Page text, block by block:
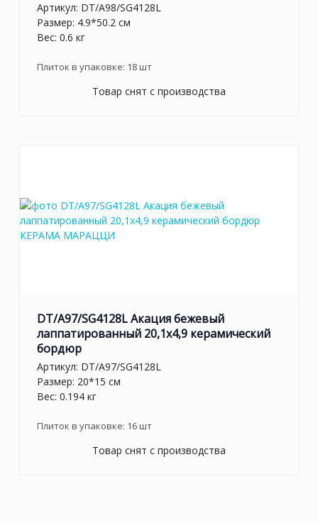
Артикул: DT/A98/SG4128L
Размер: 4.9*50.2 см
Вес: 0.6 кг
Плиток в упаковке: 18шт
Товар снят с производства
DT/A97/SG4128L Акация бежевый
лаппатированный 20,1x4,9 керамический
бордюр
Артикул: DT/A97/SG4128L
Размер: 20*15 см
Вес: 0.194 кг
Плиток в упаковке: 16шт
Товар снят с производства